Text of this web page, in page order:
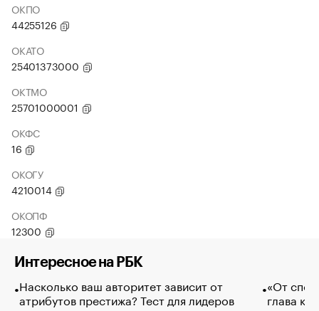
ОКПО
44255126
ОКАТО
25401373000
ОКТМО
25701000001
ОКФС
16
ОКОГУ
4210014
ОКОПФ
12300
Интересное на РБК
Насколько ваш авторитет зависит от
атрибутов престижа? Тест для лидеров
«От
глава